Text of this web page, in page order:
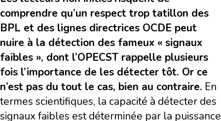
comprendre qu’un respect trop tatillon des
BPL et des lignes directrices OCDE peut
nuire à la détection des fameux « signaux
faibles », dont l’OPECST rappelle plusieurs
fois l’importance de les détecter tôt. Or ce
n’est pas du tout le cas, bien au contraire. En
termes scientifiques, la capacité à détecter des
signaux faibles est déterminée par la puissance